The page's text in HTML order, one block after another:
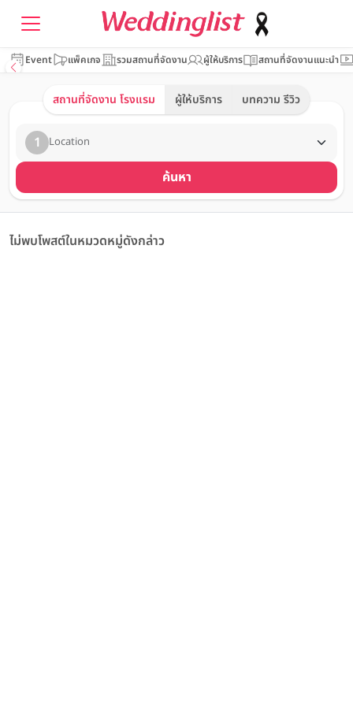
Event แพ็คเกจ รวมสถานที่จัดงาน ผู้ให้บริการ สถานที่จัดงานแนะนำ
สถานที่จัดงาน โรงแรม ผู้ให้บริการ บทความ รีวิว
1 Location
ค้นหา
ไม่พบโพสต์ในหมวดหมู่ดังกล่าว